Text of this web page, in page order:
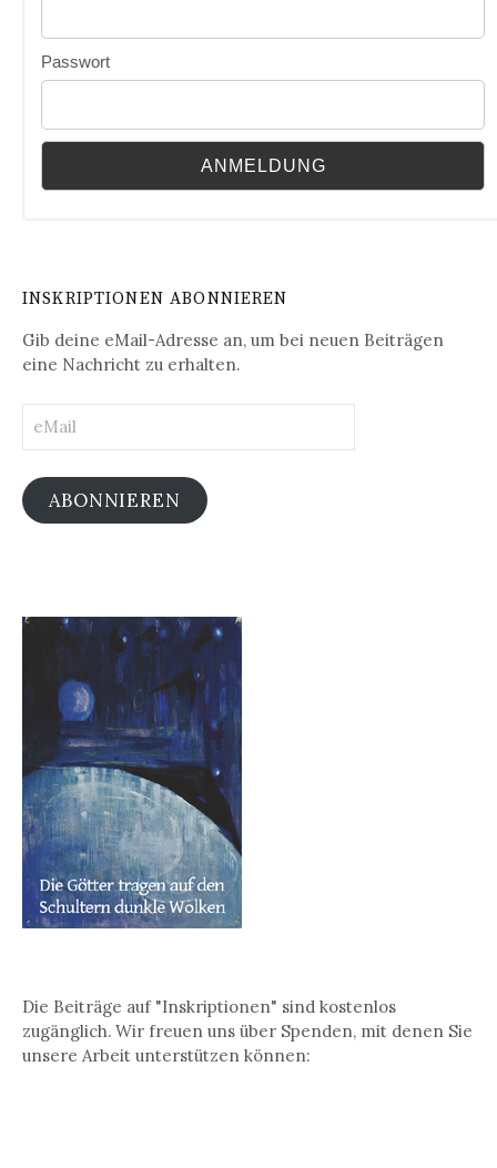
Passwort
INSKRIPTIONEN ABONNIEREN
Gib deine eMail-Adresse an, um bei neuen Beiträgen
eine Nachricht zu erhalten.
ABONNIEREN
Die Beiträge auf "Inskriptionen" sind kostenlos
zugänglich. Wir freuen uns über Spenden, mit denen Sie
unsere Arbeit unterstützen können: